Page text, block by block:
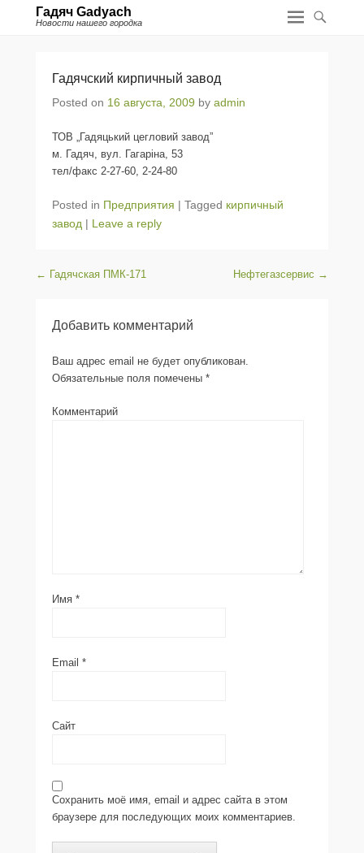
Гадяч Gadyach
Новости нашего городка
Гадячский кирпичный завод
Posted on 16 августа, 2009 by admin
ТОВ „Гадяцький цегловий завод”
м. Гадяч, вул. Гагаріна, 53
тел/факс 2-27-60, 2-24-80
Posted in Предприятия | Tagged кирпичный
завод | Leave a reply
Post navigation
← Гадячская ПМК-171 Нефтегазсервис →
Добавить комментарий
Ваш адрес email не будет опубликован.
Обязательные поля помечены *
Комментарий
Имя *
Email *
Сайт
Сохранить моё имя, email и адрес сайта в этом
браузере для последующих моих комментариев.